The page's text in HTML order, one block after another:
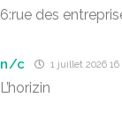
6:rue des
n/c 1 juillet 2026
L’horizin